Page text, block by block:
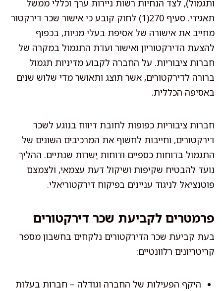
ותגמול), לצד הנחיות רשות ניירות ערך וכללי ממשל
תאגידי. סעיף 270(1) לחוק קובע כי אישור שכר דירקטור
מחייב את אישורה של אסיפת בעלי מניות, בכפוף
להצעת הדירקטוריון ואישור ועדת התגמול במקרה של
חברות ציבוריות. על החברה לקבוע מדיניות תגמול
ברורה לדירקטורים, אשר תוצג ותאושר מדי שלוש שנים
באסיפה הכללית.
חברות ציבוריות כפופות לחובת דיווח בנוגע לשכר
דירקטורים, וחייבות לחשוף את המרכיבים השונים של
התגמול בדוחות כספיים ודוחות יַשְרוּת שנתיים. ההליך
נועד להבטיח שקיפות ושיקול דעת עצמאי, ולצמצם
פוטנציאל לניגוד עניינים בפיקוח דירקטוריאלי.
פרמטרים לקביעת שכר דירקטורים
בעת קביעת שכר הדירקטורים נלקחים בחשבון מספר
קריטריונים רלוונטיים:
היקף הפעילות של החברה וגודלה – חברות בעלות